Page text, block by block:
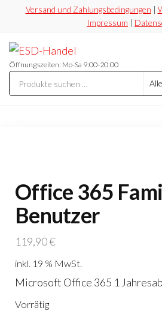
springen
Versand und Zahlungsbedingungen |
Impressum |
Handel
Preiswert
Öffnungszeiten: Mo-Sa 9:00-20:00
Office 365
Benutzer
119,90€
inkl. 19 % MwSt.
Microsoft Office 365 1
Vorrätig